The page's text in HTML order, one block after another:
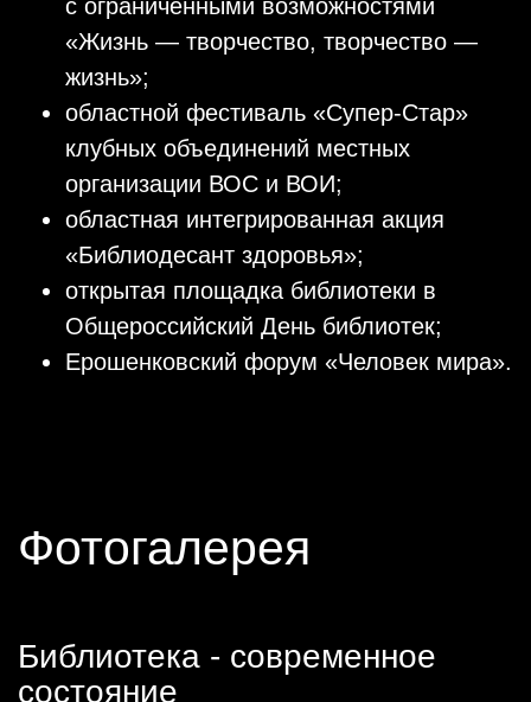
с ограниченными возможностями
«Жизнь — творчество, творчество —
жизнь»;
областной фестиваль «Супер-Стар»
клубных объединений местных
организации ВОС и ВОИ;
областная интегрированная акция
«Библиодесант здоровья»;
открытая площадка библиотеки в
Общероссийский День библиотек;
Ерошенковский форум «Человек мира».
Фотогалерея
Библиотека - современное
состояние